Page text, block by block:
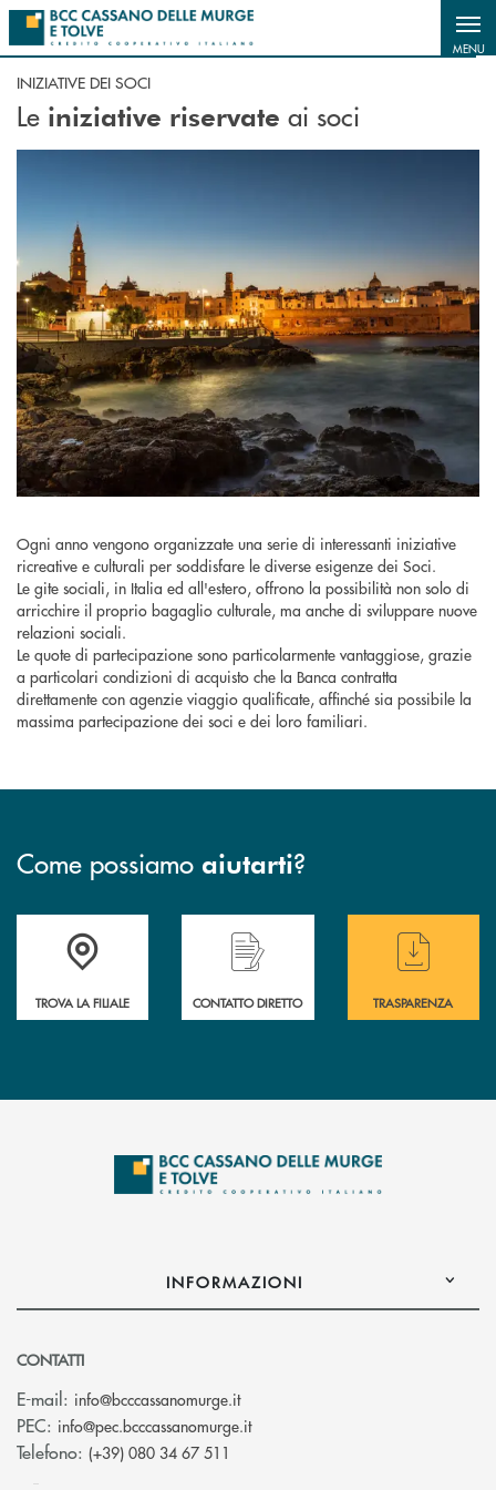
Salta al contenuto principale
MENU
INIZIATIVE DEI SOCI
Le iniziative riservate ai soci
Ogni anno vengono organizzate una serie di interessanti iniziative
ricreative e culturali per soddisfare le diverse esigenze dei Soci.
Le gite sociali, in Italia ed all'estero, offrono la possibilità non solo di
arricchire il proprio bagaglio culturale, ma anche di sviluppare nuove
relazioni sociali.
Le quote di partecipazione sono particolarmente vantaggiose, grazie
a particolari condizioni di acquisto che la Banca contratta
direttamente con agenzie viaggio qualificate, affinché sia possibile la
massima partecipazione dei soci e dei loro familiari.
Come possiamo aiutarti?
Accedi all' elenco completo delle filiali
TROVA LA FILIALE
Hai bisogno di assistenza immediata ?
CONTATTO DIRETTO
Hai bisogno di
TRASPARENZA
INFORMAZIONI
CONTATTI
E-mail: info@bcccassanomurge.it(si apre l’app di posta elettronica)
PEC: info@pec.bcccassanomurge.it(si apre l’app di posta
Telefono: (+39) 080 34 67 511